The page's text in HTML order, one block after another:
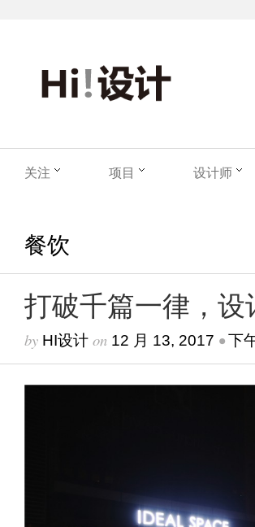
关注 项目 设计师
餐饮
打破千篇一律，
by HI设计 on 12 月 13, 2017 •下